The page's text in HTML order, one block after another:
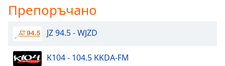
Препоръчано
JZ 94.5 - WJZD
K104 - 104.5 KKDA-FM